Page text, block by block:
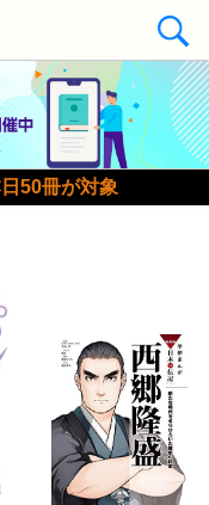
50冊が対象